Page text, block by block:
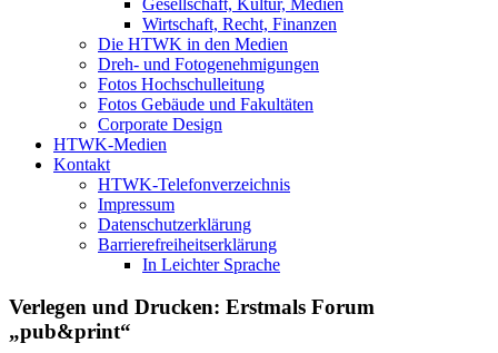
Wirtschaft, Recht, Finanzen
Die HTWK in den Medien
Dreh- und Fotogenehmigungen
Fotos Hochschulleitung
Fotos Gebäude und Fakultäten
Corporate Design
HTWK-Medien
Kontakt
HTWK-Telefonverzeichnis
Impressum
Datenschutzerklärung
Barrierefreiheitserklärung
In Leichter Sprache
Verlegen und Drucken: Erstmals Forum
„pub&print“